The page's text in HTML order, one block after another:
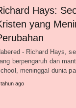
Hays:
yang
- Richard Hays,
berpengaruh dan
meninggal dunia
ago